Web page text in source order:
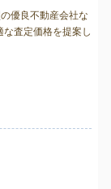
優良不動産会社な
査定価格を提案し